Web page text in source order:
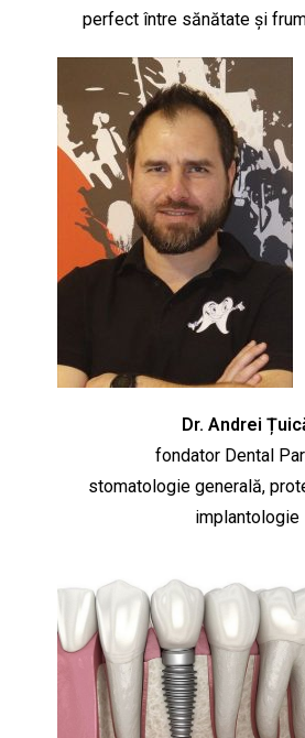
perfect între sănătate și
Dr. Andrei
fondator Dental
stomatologie generală,
implantologie